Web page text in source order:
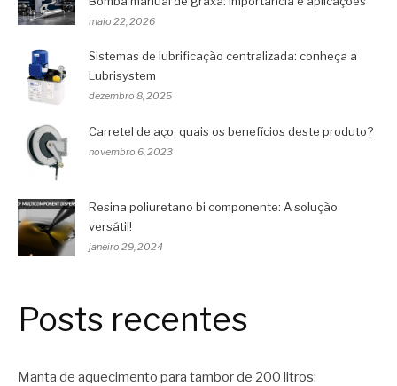
maio 22, 2026
Sistemas de lubrificação centralizada: conheça a
Lubrisystem
dezembro 8, 2025
Carretel de aço: quais os benefícios deste produto?
novembro 6, 2023
Resina poliuretano bi componente: A solução
versátil!
janeiro 29, 2024
Posts recentes
Manta de aquecimento para tambor de 200 litros: